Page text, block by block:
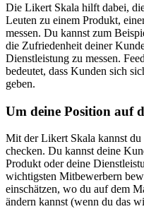
Die Likert Skala hilft dabei,
Leuten zu einem Produkt,
messen. Du kannst zum
die Zufriedenheit deiner
Dienstleistung zu messen.
bedeutet, dass Kunden sich
geben.
Um deine Position auf
Mit der Likert Skala kannst
checken. Du kannst deine
Produkt oder deine
wichtigsten Mitbewerbern
einschätzen, wo du auf dem
ändern kannst (wenn du das